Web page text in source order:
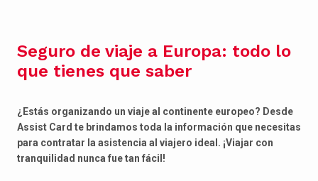
Seguro de viaje a Europa: todo lo
que tienes que saber
¿Estás organizando un viaje al continente europeo? Desde
Assist Card te brindamos toda la información que necesitas
para contratar la asistencia al viajero ideal. ¡Viajar con
tranquilidad nunca fue tan fácil!